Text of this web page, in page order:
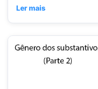
Ler mais